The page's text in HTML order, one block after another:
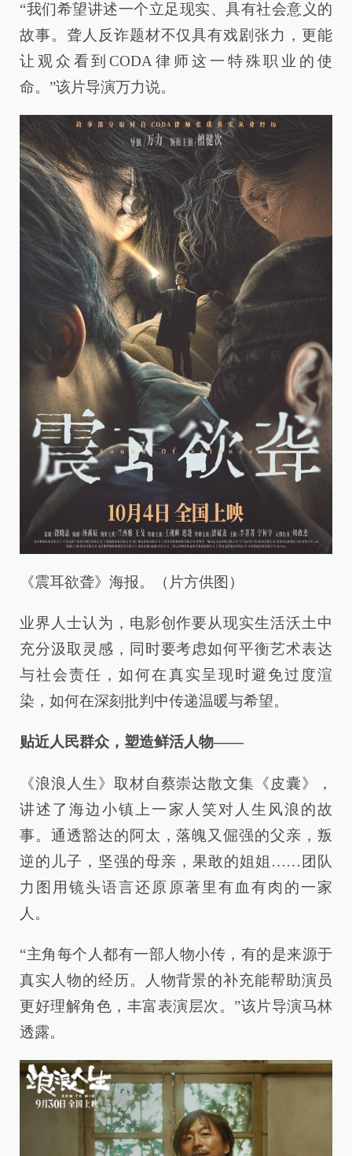
“我们希望讲述一个立足现实、具有社会意义的
故事。聋人反诈题材不仅具有戏剧张力，更能
让观众看到CODA律师这一特殊职业的使
命。”该片导演万力说。
《震耳欲聋》海报。（片方供图）
业界人士认为，电影创作要从现实生活沃土中
充分汲取灵感，同时要考虑如何平衡艺术表达
与社会责任，如何在真实呈现时避免过度渲
染，如何在深刻批判中传递温暖与希望。
贴近人民群众，塑造鲜活人物——
《浪浪人生》取材自蔡崇达散文集《皮囊》，
讲述了海边小镇上一家人笑对人生风浪的故
事。通透豁达的阿太，落魄又倔强的父亲，叛
逆的儿子，坚强的母亲，果敢的姐姐……团队
力图用镜头语言还原原著里有血有肉的一家
人。
“主角每个人都有一部人物小传，有的是来源于
真实人物的经历。人物背景的补充能帮助演员
更好理解角色，丰富表演层次。”该片导演马林
透露。